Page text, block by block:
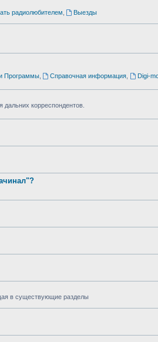
радиолюбителем Выезды
Программы, Справочная информация Digi-
корреспондентов.
в существующие разделы